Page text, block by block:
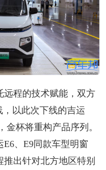
远程的技术赋能，双方
，以此次下线的吉运
金杯将重构产品序列。
、E9同款车型明窗
出针对北方地区特别